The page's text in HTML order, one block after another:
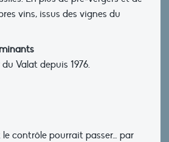
vins, issus des vignes du
Valat depuis 1976.
contrôle pourrait passer… par